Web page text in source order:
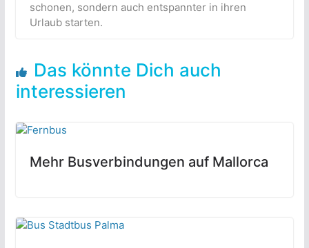
schonen, sondern auch entspannter in ihren
Urlaub starten.
Das könnte Dich auch
interessieren
Mehr Busverbindungen auf Mallorca